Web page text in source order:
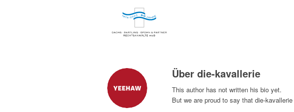
Über die-kavallerie
This author has not written his bio yet.
But we are proud to say that die-kavallerie